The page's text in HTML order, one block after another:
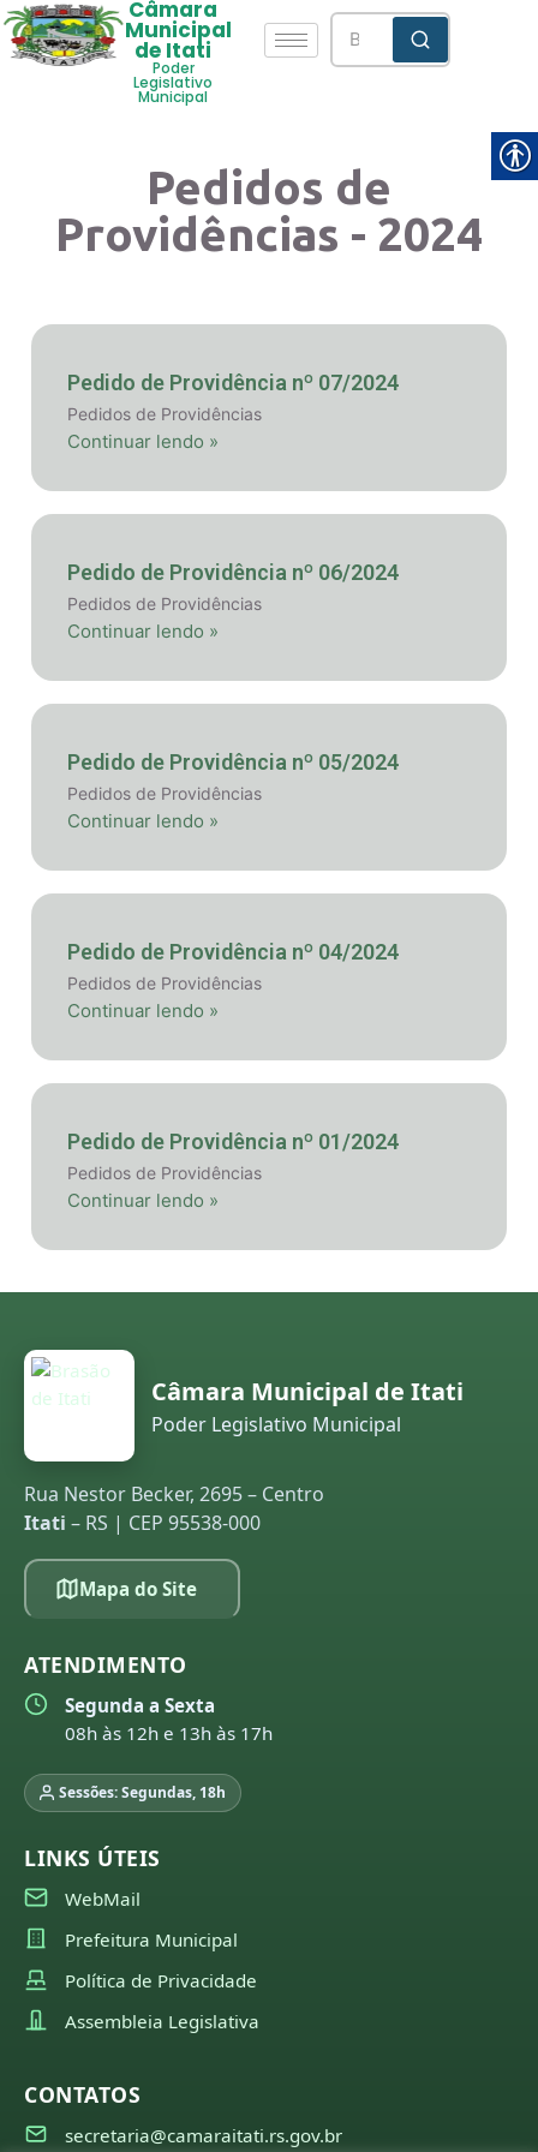
Câmara
Municipal
de Itati
Poder
Legislativo
Municipal
Pedidos de
Providências - 2024
Pedido de Providência nº 07/2024
Pedidos de Providências
Continuar lendo »
Pedido de Providência nº 06/2024
Pedidos de Providências
Continuar lendo »
Pedido de Providência nº 05/2024
Pedidos de Providências
Continuar lendo »
Pedido de Providência nº 04/2024
Pedidos de Providências
Continuar lendo »
Pedido de Providência nº 01/2024
Pedidos de Providências
Continuar lendo »
Câmara Municipal de Itati
Poder Legislativo Municipal
Rua Nestor Becker, 2695 – Centro
Itati – RS | CEP 95538-000
Mapa do Site
ATENDIMENTO
Segunda a Sexta
08h às 12h e 13h às 17h
Sessões: Segundas, 18h
LINKS ÚTEIS
WebMail
Prefeitura Municipal
Política de Privacidade
Assembleia Legislativa
CONTATOS
secretaria@camaraitati.rs.gov.br